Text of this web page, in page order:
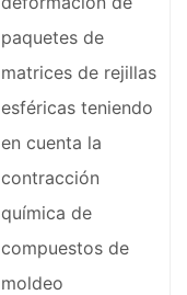
paquetes de
matrices de rejillas
esféricas teniendo
en cuenta la
contracción
química de
compuestos de
moldeo